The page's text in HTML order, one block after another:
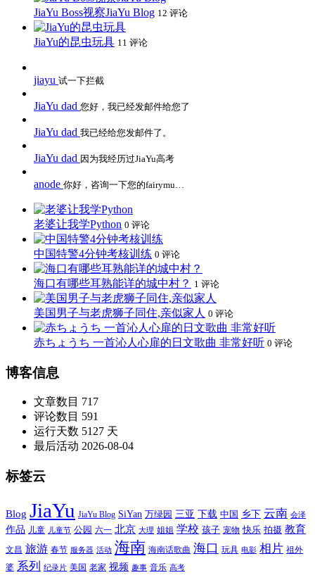
JiaYu Boss视察JiaYu Blog 12 评论
JiaYu的昆虫玩具 11 评论
jiayu 试一下拦截
JiaYu dad 您好，我已经发邮件给您了
JiaYu dad 我已经给您发邮件了。
JiaYu dad 因为我经历过JiaYu高考
anode 你好，咨询一下您的fairymu…
老婆让我学Python 0 评论
中国特警4分钟考核训练 0 评论
海口有哪些耳熟能详的城中村？ 1 评论
美国男子与老虎狮子同住,亲似家人 0 评论
赤ちょうち 一首沁人心扉的日文歌曲 非常好听 0 评论
博客信息
文章数目 717
评论数目 591
运行天数 5127 天
最后活动 2026-08-04
标签云
Blog JiaYu JiaYu Blog SiYan 万绿园 三亚 下载 中国 乡下 云南 会泽
作品 儿童 儿童节 公园 六一 北京 大理 姐姐 学校 孩子 宠物 快乐 拍摄 教育
文昌 旅游 春节 服务器 活动 海南 海南话歌曲 海口 玩具 电影 相片 祖外
婆 系列 纪录片 美国 老家 视频 趣事 音乐 高考